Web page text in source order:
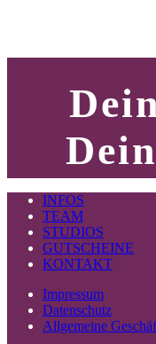
INFOS
TEAM
STUDIOS
GUTSCHEINE
KONTAKT
Impressum
Datenschutz
Allgemeine